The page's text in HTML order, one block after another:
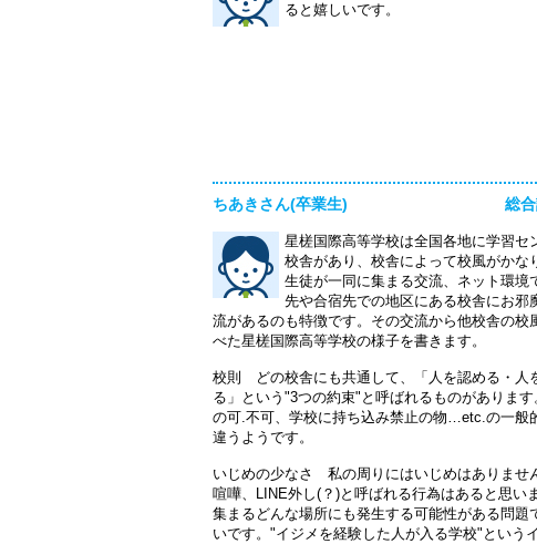
ると嬉しいです。
ちあきさん(卒業生) 総
星槎国際高等学校は全国各地に学習セ
校舎があり、校舎によって校風がかな
生徒が一同に集まる交流、ネット環境
先や合宿先での地区にある校舎にお邪
流があるのも特徴です。その交流から他校舎の校
べた星槎国際高等学校の様子を書きます。
校則 どの校舎にも共通して、「人を認める・人
る」という"3つの約束"と呼ばれるものがありま
の可.不可、学校に持ち込み禁止の物…etc.の一般
違うようです。
いじめの少なさ 私の周りにはいじめはありませ
喧嘩、LINE外し(？)と呼ばれる行為はあると思い
集まるどんな場所にも発生する可能性がある問題
いです。"イジメを経験した人が入る学校"という